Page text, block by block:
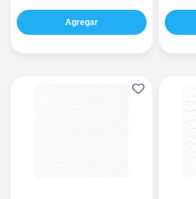
Agregar